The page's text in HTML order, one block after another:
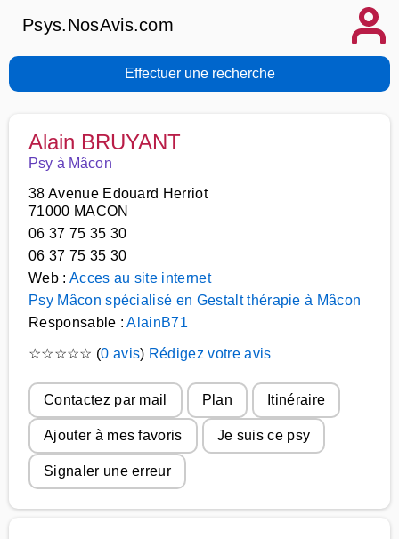
Psys.NosAvis.com
Effectuer une recherche
Alain BRUYANT
Psy à Mâcon
38 Avenue Edouard Herriot
71000 MACON
06 37 75 35 30
06 37 75 35 30
Web : Acces au site internet
Psy Mâcon spécialisé en Gestalt thérapie à Mâcon
Responsable :AlainB71
☆☆☆☆☆ (0 avis) Rédigez votre avis
Contactez par mail Plan Itinéraire
Ajouter à mes favoris Je suis ce psy
Signaler une erreur